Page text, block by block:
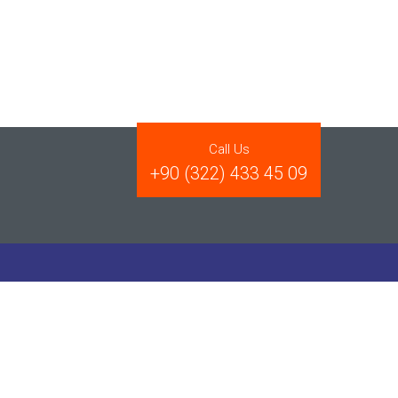
Call Us
+90 (322) 433 45 09